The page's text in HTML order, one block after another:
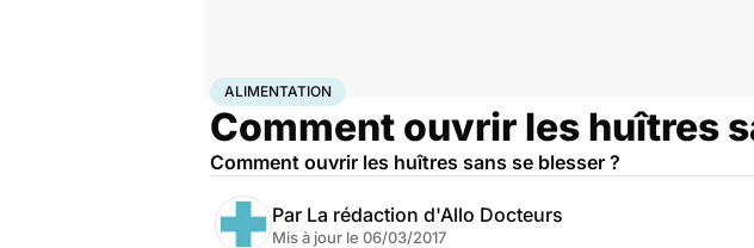
AccueilBien-êtreNutrition
ALIMENTATION
Comment ouvrir les huîtres
Comment ouvrir les huîtres sans se blesser ?
Par La rédaction d'Allo Docteurs
Mis à jour le 06/03/2017